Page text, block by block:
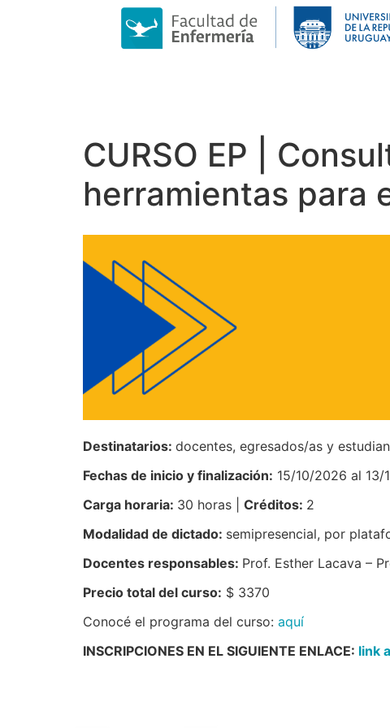
CURSO EP |
herramientas para
Destinatarios: docentes, egresados/as y
Fechas de inicio y finalización: 15/10/2026 al 13/
Carga horaria: 30 horas | Créditos: 2
Modalidad de dictado: semipresencial, por
Docentes responsables: Prof. Esther Lacava –
Precio total del curso: $ 3370
Conocé el programa del curso: aquí
INSCRIPCIONES EN EL SIGUIENTE ENLACE: link